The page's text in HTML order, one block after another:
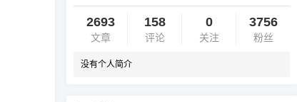
2693
文章
158
评论
0
关注
3756
粉丝
没有个人简介